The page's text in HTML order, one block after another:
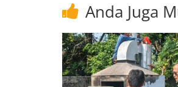
Anda Juga